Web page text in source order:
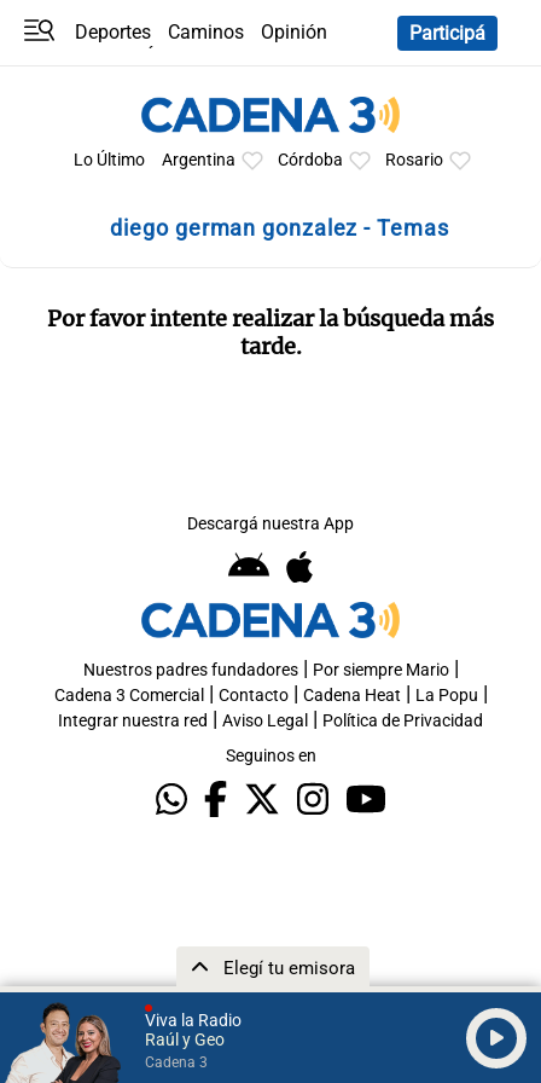
Viva la Radio
Raúl y Geo
Cadena 3
Elegí tu emisora
Deportes Caminos
Opinión
Participá
Lo Último Argentina Córdoba Rosario
diego german gonzalez - Temas
Por favor intente realizar la búsqueda más
tarde.
Descargá nuestra App
Nuestros padres fundadores| Por siempre Mario|
Cadena 3 Comercial | Contacto| Cadena Heat | La Popu |
Integrar nuestra red | Aviso Legal | Política de Privacidad
Seguinos en